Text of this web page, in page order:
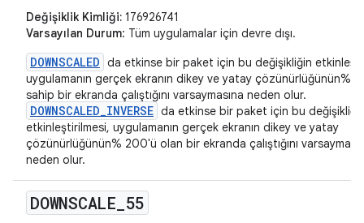
Değişiklik Kimliği: 176926741
Varsayılan Durum: Tüm uygulamalar için devre dışı.
DOWNSCALED da etkinse bir paket için bu değişikliğin
uygulamanın gerçek ekranın dikey ve yatay çözünürlüğünün%
sahip bir ekranda çalıştığını varsaymasına neden olur.
DOWNSCALED_INVERSE da etkinse bir paket için bu
etkinleştirilmesi, uygulamanın gerçek ekranın dikey ve yatay
çözünürlüğünün% 200'ü olan bir ekranda çalıştığını
neden olur.
DOWNSCALE 55